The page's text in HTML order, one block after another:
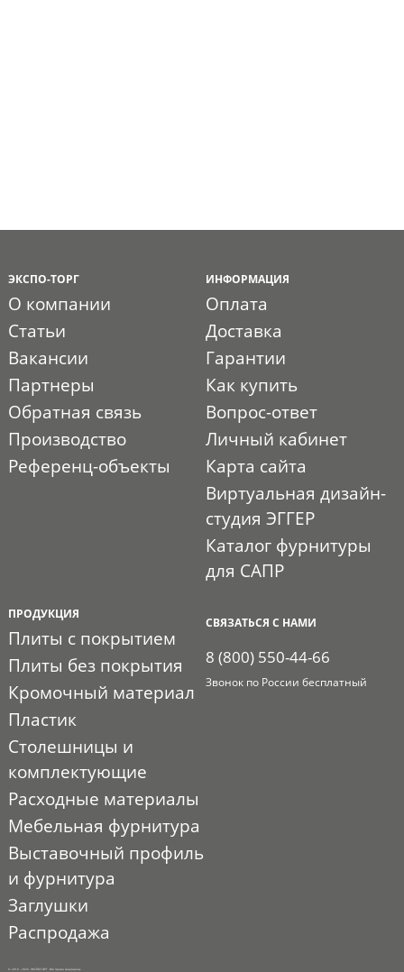
ЭКСПО-ТОРГ
О компании
Статьи
Вакансии
Партнеры
Обратная связь
Производство
Референц-объекты
ИНФОРМАЦИЯ
Оплата
Доставка
Гарантии
Как купить
Вопрос-ответ
Личный кабинет
Карта сайта
Виртуальная дизайн-
студия ЭГГЕР
Каталог фурнитуры
для САПР
ПРОДУКЦИЯ
Плиты с покрытием
Плиты без покрытия
Кромочный материал
Пластик
Столешницы и
комплектующие
Расходные материалы
Мебельная фурнитура
Выставочный профиль
и фурнитура
Заглушки
Распродажа
СВЯЗАТЬСЯ С НАМИ
8 (800) 550-44-66
Звонок по России бесплатный
© 2010 - 2026. ЭКСПО-ТОРГ. Все права защищены.